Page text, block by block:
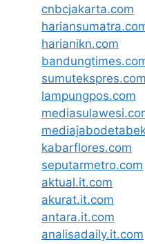
cnbcjakarta.com
harianikn.com
sumutekspres.com
lampungpos.com
kabarflores.com
seputarmetro.com
aktual.it.com
akurat.it.com
antara.it.com
analisadaily.it.com